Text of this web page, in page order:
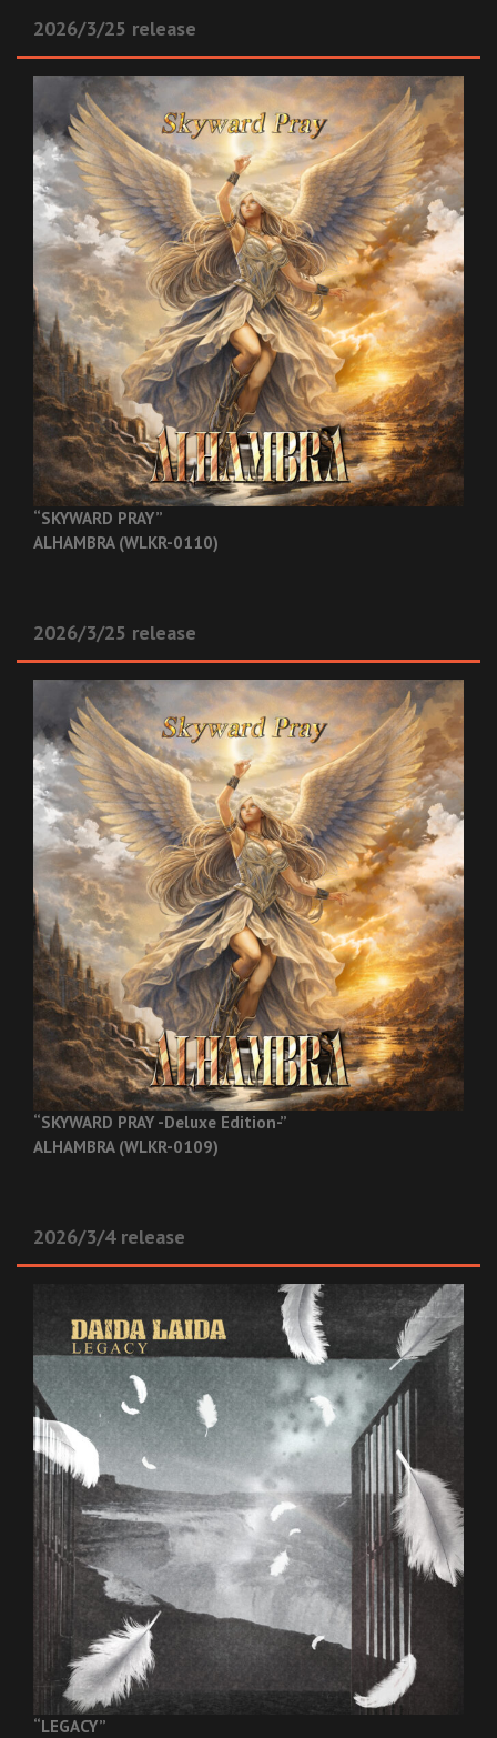
2026/3/25 release
“SKYWARD PRAY”
ALHAMBRA (WLKR-0110)
2026/3/25 release
“SKYWARD PRAY -Deluxe Edition-”
ALHAMBRA (WLKR-0109)
2026/3/4 release
“LEGACY”